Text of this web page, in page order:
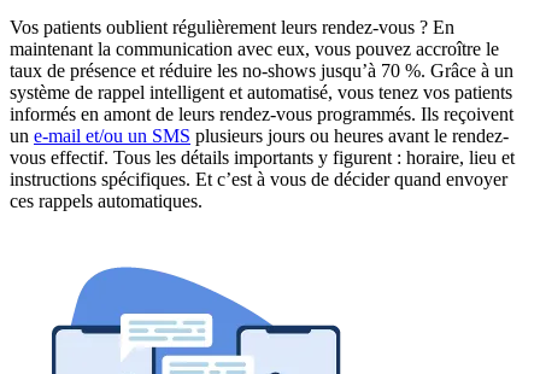
Vos patients oublient régulièrement leurs rendez-vous ? En
maintenant la communication avec eux, vous pouvez accroître le
taux de présence et réduire les no-shows jusqu’à 70 %. Grâce à un
système de rappel intelligent et automatisé, vous tenez vos patients
informés en amont de leurs rendez-vous programmés. Ils reçoivent
un e-mail et/ou un SMS plusieurs jours ou heures avant le rendez-
vous effectif. Tous les détails importants y figurent : horaire, lieu et
instructions spécifiques. Et c’est à vous de décider quand envoyer
ces rappels automatiques.